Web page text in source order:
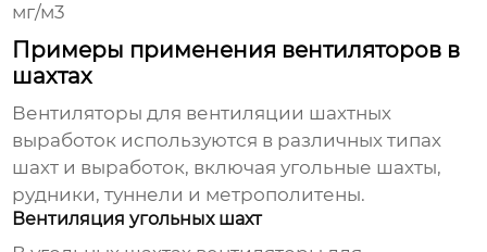
мг/м3
Примеры применения вентиляторов в
шахтах
Вентиляторы для вентиляции шахтных
выработок используются в различных типах
шахт и выработок, включая угольные шахты,
рудники, туннели и метрополитены.
Вентиляция угольных шахт